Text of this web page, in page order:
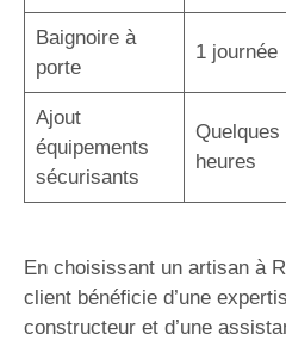
Baignoire à
porte
1 journée
Ajout
équipements
sécurisants
Quelques
heures
En choisissant un artisan à
client bénéficie d’une
constructeur et d’une